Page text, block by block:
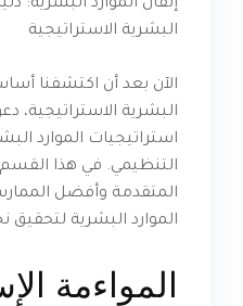
إتقان الموارد البشرية:
البشرية الاستراتيجية
الآن بعد أن اكتشفنا
البشرية الاستراتيجية،
استراتيجيات الموارد
التنظيمي. في هذا
المتقدمة وأفضل
الموارد البشرية لتحقيق
المواءمة